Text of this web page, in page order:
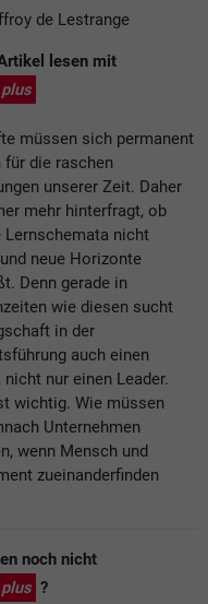
de Lestrange
lesen mit
plus
müssen sich permanent
die raschen
unserer Zeit. Daher
mehr hinterfragt, ob
Lernschemata nicht
neue Horizonte
Denn gerade in
wie diesen sucht
in der
auch einen
nicht nur einen Leader.
wichtig. Wie müssen
Unternehmen
wenn Mensch und
zueinanderfinden
noch nicht
plus ?